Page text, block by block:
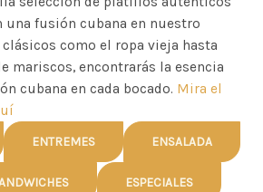
una fusión cubana en nuestro
clásicos como el ropa vieja hasta
mariscos, encontrarás la esencia
cubana en cada bocado. Mira el
ENTREMES ENSALADA
ESPECIALES